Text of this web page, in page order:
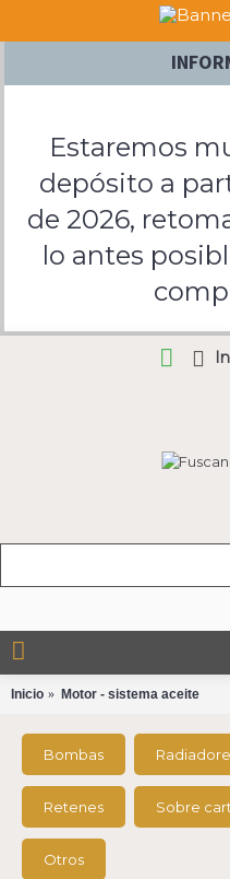
Estaremos
depósito a
de 2026,
lo antes
Inicio Motor - sistema aceite
Bombas
Retenes Sobre
Otros